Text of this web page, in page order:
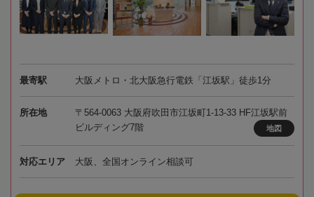
最寄駅 大阪メトロ・北大阪急行電鉄「江坂駅」徒歩1分
所在地
〒564-0063 大阪府吹田市江坂町1-13-33 HF江坂駅前
ビルディング7階
地図
対応エリア 大阪、全国オンライン相談可